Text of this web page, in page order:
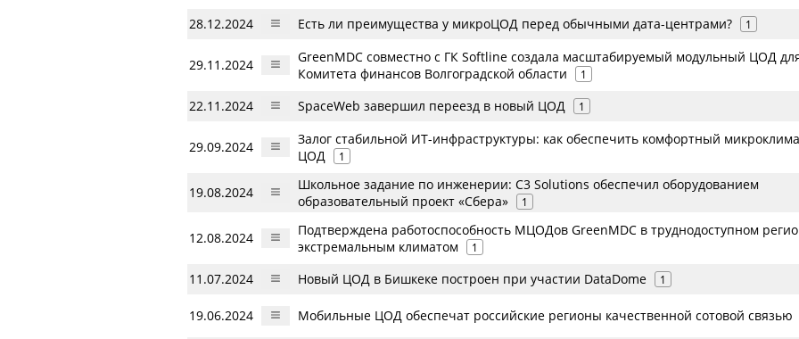
28.12.2024 Есть ли преимущества у микроЦОД перед обычными дата-центрами? 1
29.11.2024
GreenMDC совместно с ГК Softline создала масштабируемый модульный ЦОД
Комитета финансов Волгоградской области
1
22.11.2024 SpaceWeb завершил переезд в новый ЦОД 1
29.09.2024
Залог стабильной ИТ-инфраструктуры: как обеспечить комфортный
ЦОД
1
19.08.2024
Школьное задание по инженерии: C3 Solutions обеспечил оборудованием
образовательный проект «Сбера»
1
12.08.2024
Подтверждена работоспособность МЦОДов GreenMDC в труднодоступном
экстремальным климатом
1
11.07.2024 Новый ЦОД в Бишкеке построен при участии DataDome 1
19.06.2024 Мобильные ЦОД обеспечат российские регионы качественной сотовой связью